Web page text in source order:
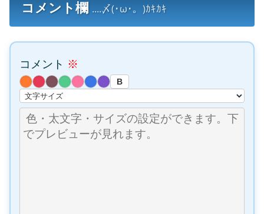
コメント欄 ....〆(･ω･。)ｶｷｶｷ
コメント ※
B